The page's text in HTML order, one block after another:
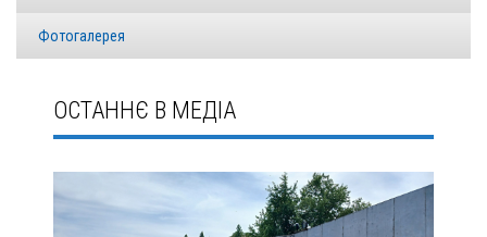
Фотогалерея
ОСТАННЄ В МЕДІА